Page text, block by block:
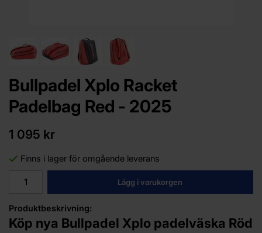
Bullpadel Xplo Racket
Padelbag Red - 2025
1 095 kr
Finns i lager för omgående leverans
Lägg i varukorgen
Produktbeskrivning:
Köp nya Bullpadel Xplo padelväska Röd